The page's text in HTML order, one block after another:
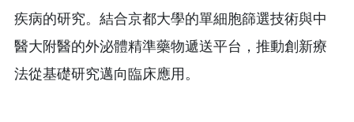
疾病的研究。結合京都大學的單細胞篩選技術與中
醫大附醫的外泌體精準藥物遞送平台，推動創新療
法從基礎研究邁向臨床應用。